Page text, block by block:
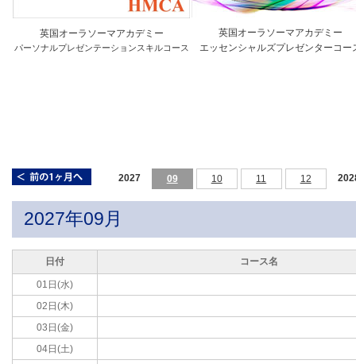
英国オーラソーマアカデミー
パーソナルプレゼンテーションスキルコース
英国オーラソーマアカデミー
エッセンシャルズプレゼンターコー
2027 09 10 11 12
2027年09月
日付 コース名
01日(水)
02日(木)
03日(金)
04日(土)